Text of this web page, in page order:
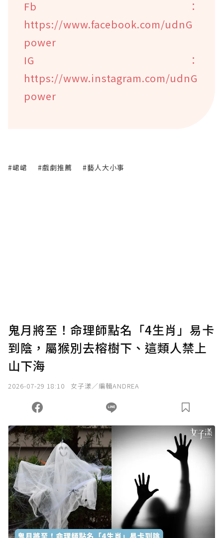
Fb：
https://www.facebook.com/udnG
power
IG：
https://www.instagram.com/udnG
power
#峮峮 #戲劇推薦 #藝人大小事
鬼月將至！命理師點名「4生肖」易卡
到陰，屬猴別去榕樹下、這類人禁上
山下海
2026-07-29 18:10 女子漾／編輯ANDREA